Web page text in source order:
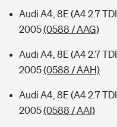
Audi A4, 8E (A4 2.7
2005(0588 / AAG)
Audi A4, 8E (A4 2.7
2005(0588 / AAH)
Audi A4, 8E (A4 2.7
2005(0588 / AAI)